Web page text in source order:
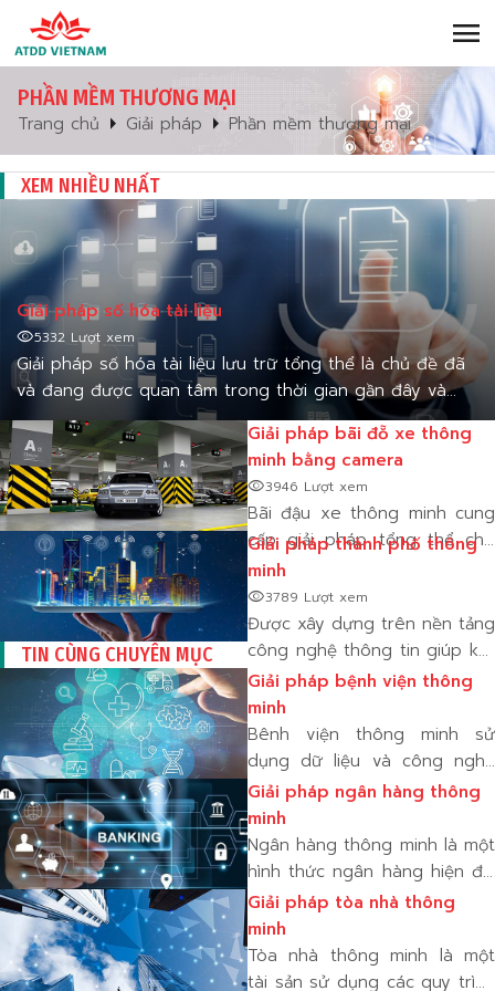
menu
PHẦN MỀM THƯƠNG MẠI
Trang chủ arrow_right Giải pháp arrow_right Phần mềm thương mại
XEM NHIỀU NHẤT
Giải pháp số hóa tài liệu
visibility5332 Lượt xem
Giải pháp số hóa tài liệu lưu trữ tổng thể là chủ đề đã
và đang được quan tâm trong thời gian gần đây và
thực sự trở thành vấn đề cấp bách hàng đầu không
thể thiếu đối với các tổ chứcGiải pháp bãi đỗ xe thông
minh bằng camera
visibility3946 Lượt xem
Bãi đậu xe thông minh cung
cấp giải pháp tổng thể cho
bãi đậu xe nhỏ và bãi đậu xe
lớn nhiều tầng. Bằng cách
cung cấp cho người lái xe vị
trí đỗ xe chính xác thông qua
đèn báo
Giải pháp thành phố thông
minh
visibility3789 Lượt xem
Được xây dựng trên nền tảng
công nghệ thông tin giúp kết
nối và tạo lên một hệ thống
hữu cơ tổng thể được kết nối
từ nhiều hệ thống thành phần
với hệ thống trí tuệ nhân tạo
TIN CÙNG CHUYÊN MỤC
Giải pháp bệnh viện thông
minh
Bênh viện thông minh sử
dụng dữ liệu và công nghệ
để tăng tốc và nâng cao
công việc mà các chuyên gia
chăm sóc sức khỏe và quản
lý bệnh viện đang làm, chẳng
hạn như theo dõi công suất
sử dụng giư
Giải pháp ngân hàng thông
minh
Ngân hàng thông minh là một
hình thức ngân hàng hiện đại
sử dụng công nghệ để giúp
khách hàng quản lý tiền của
họ dễ dàng hơn. cho phép
người dùng truy cập tài
Giải pháp tòa nhà thông
minh
Tòa nhà thông minh là một
tài sản sử dụng các quy trình